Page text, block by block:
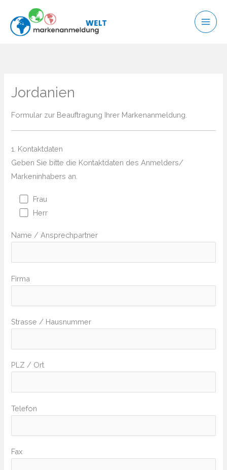
Inhalt
springen
Jordanien
Formular zur Beauftragung Ihrer Markenanmeldung.
1. Kontaktdaten
Geben Sie bitte die Kontaktdaten des Anmelders/
Markeninhabers an.
Frau
Herr
Name / Ansprechpartner
Firma
Strasse / Hausnummer
PLZ / Ort
Telefon
Fax